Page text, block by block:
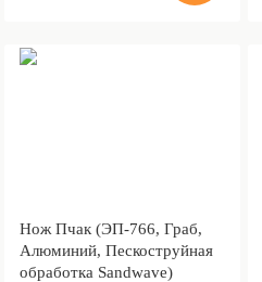
Нож Пчак (ЭП-766, Граб,
Алюминий, Пескоструйная
обработка Sandwave)